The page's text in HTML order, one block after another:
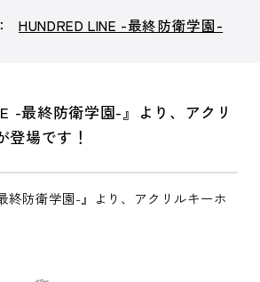
HUNDRED LINE -最終防衛学園-
-最終防衛学園-』より、アクリ
登場です！
最終防衛学園-』より、アクリルキーホ